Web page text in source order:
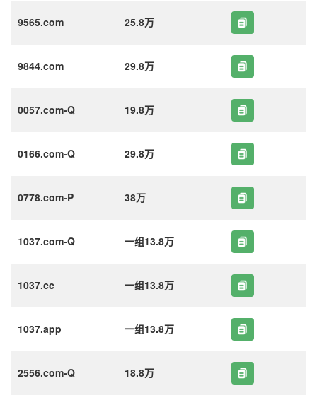
9565.com 25.8万
9844.com 29.8万
0057.com-Q 19.8万
0166.com-Q 29.8万
0778.com-P 38万
1037.com-Q 一组13.8万
1037.cc 一组13.8万
1037.app 一组13.8万
2556.com-Q 18.8万